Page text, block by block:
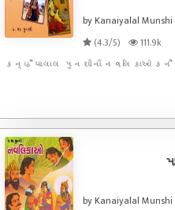
by Kanaiyalal Munshi
(4.3/5)
111.9k
કન્હૈયાલાલ મુનશીની નવલિકાઓ
by Kanaiyalal Munshi